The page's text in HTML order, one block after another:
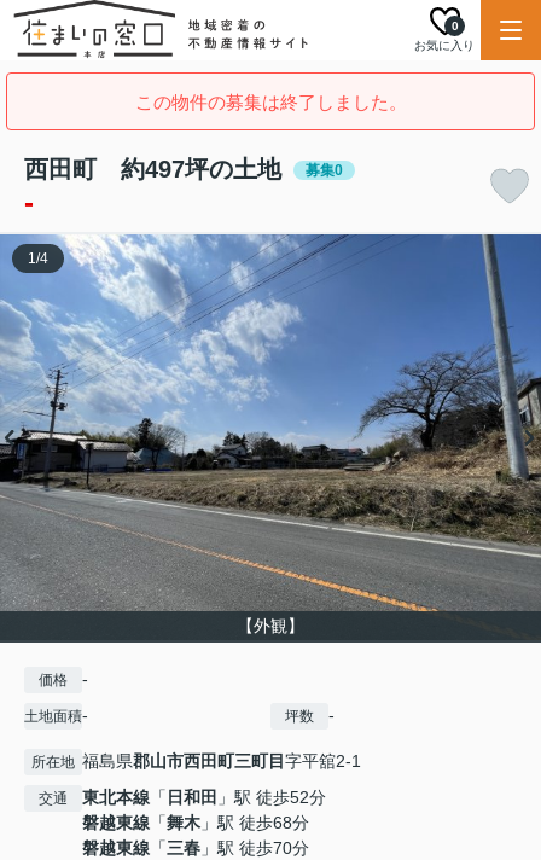
お気に入り
0
この物件の募集は終了しました。
西田町 約497坪の土地 募集0
-
【外観】
1/4
価格 -
土地面積- 坪数 -
所在地 福島県郡山市西田町三町目字平舘2-1
交通 東北本線 「 日和田 」駅 徒歩52分
磐越東線 「舞木 」駅 徒歩68分
磐越東線 「三春 」駅 徒歩70分